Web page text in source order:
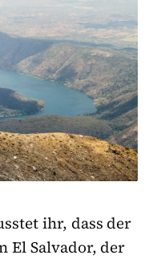
ihr, dass der
El Salvador, der